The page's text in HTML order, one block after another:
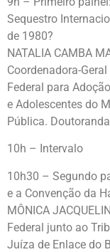
Sequestro
de 1980?
NATALIA CAMBA
Coordenadora-
Federal para
e Adolescentes do
Pública.
10h – Intervalo
10h30 – Segundo
e a Convenção da
MÔNICA
Federal junto ao
Juíza de Enlace do